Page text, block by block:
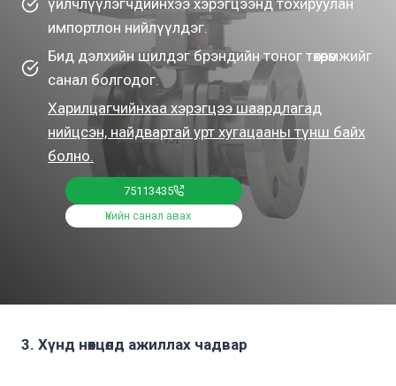
үйлчлүүлэгчдийнхээ хэрэгцээнд тохируулан
импортлон нийлүүлдэг.
Бид дэлхийн шилдэг брэндийн тоног төхөөрөмжийг
санал болгодог.
Харилцагчийнхаа хэрэгцээ шаардлагад
нийцсэн, найдвартай урт хугацааны түнш байх
болно.
75113435
Үнийн санал авах
3. Хүнд нөхцөлд ажиллах чадвар